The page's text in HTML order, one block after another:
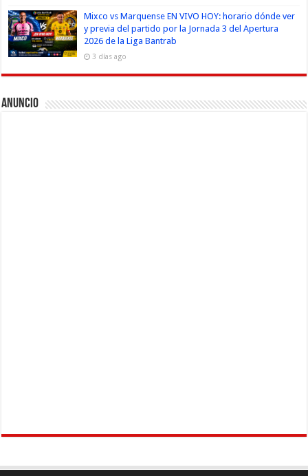
Mixco vs Marquense EN VIVO HOY: horario dónde ver
y previa del partido por la Jornada 3 del Apertura
2026 de la Liga Bantrab
3 días ago
Anuncio